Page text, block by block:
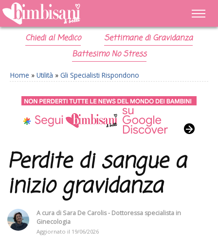
Chiedi al Medico
Settimane di Gravidanza
Battesimo No Stress
Home » Utilità » Gli Specialisti Rispondono
Perdite di sangue a
inizio gravidanza
A cura di Sara De Carolis - Dottoressa specialista in
Ginecologia
Aggiornato il 19/06/2026